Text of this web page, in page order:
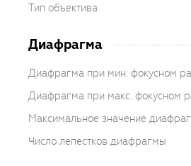
Тип объектива
Диафрагма
Диафрагма при мин. фокусном
Диафрагма при макс. фокусном
Максимальное значение
Число лепестков диафрагмы